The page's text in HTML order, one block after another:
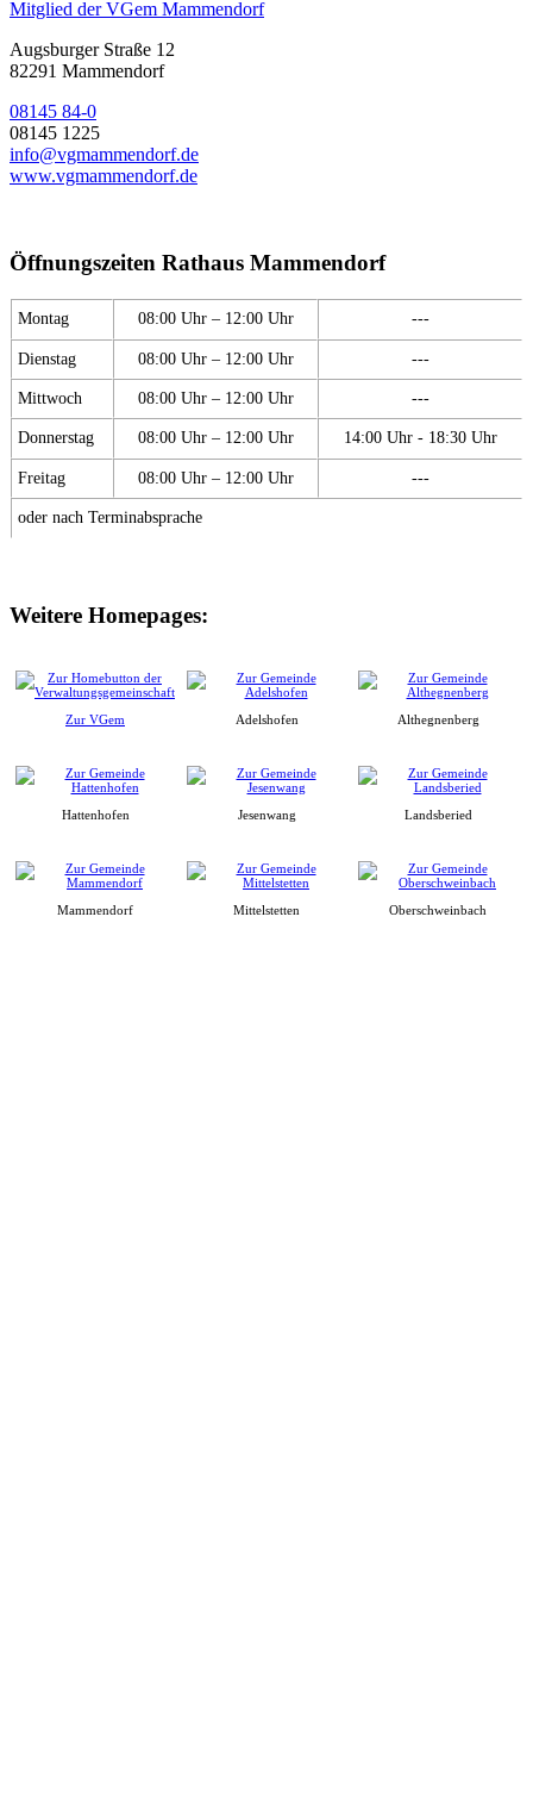
Mitglied der VGem Mammendorf
Augsburger Straße 12
82291 Mammendorf
08145 84-0
08145 1225
info@vgmammendorf.de
www.vgmammendorf.de
Öffnungszeiten Rathaus Mammendorf
Montag 08:00 Uhr – 12:00 Uhr ---
Dienstag 08:00 Uhr – 12:00 Uhr ---
Mittwoch 08:00 Uhr – 12:00 Uhr ---
Donnerstag 08:00 Uhr – 12:00 Uhr 14:00 Uhr - 18:30 Uhr
Freitag 08:00 Uhr – 12:00 Uhr ---
oder nach Terminabsprache
Weitere Homepages:
Zur VGem Adelshofen Althegnenberg
Hattenhofen Jesenwang Landsberied
Mammendorf Mittelstetten Oberschweinbach